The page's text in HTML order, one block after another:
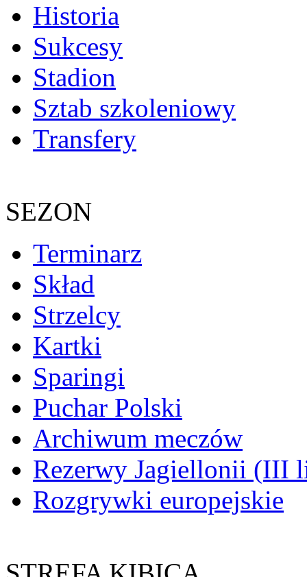
Historia
Sukcesy
Stadion
Sztab szkoleniowy
Transfery
SEZON
Terminarz
Skład
Strzelcy
Kartki
Sparingi
Puchar Polski
Archiwum meczów
Rezerwy Jagiellonii (III
Rozgrywki europejskie